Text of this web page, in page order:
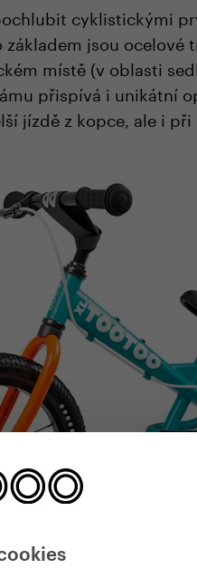
cyklistickými
jsou ocelové
místě (v oblasti
přispívá i unikátní
jízdě z kopce, ale i při